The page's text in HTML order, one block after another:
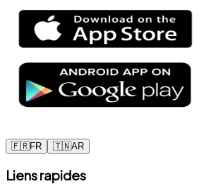
🇫🇷FR 🇹🇳AR
Liens rapides